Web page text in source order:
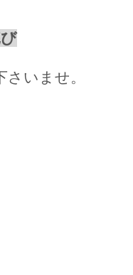
いませ。